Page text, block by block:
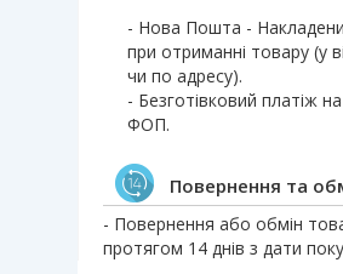
- Нова Пошта -
при отриманні товару (у
чи по адресу).
- Безготівковий платіж
ФОП.
Повернення та
- Повернення або обмін
протягом 14 днів з дати